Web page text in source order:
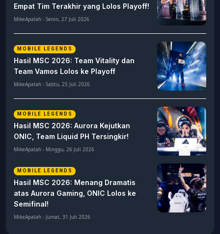
Empat Tim Terakhir yang Lolos Playoff!
MikeApalah - Senin, 27 Juli 2026
MOBILE LEGENDS
Hasil MSC 2026: Team Vitality dan
Team Vamos Lolos ke Playoff
MikeApalah - Sabtu, 25 Juli 2026
MOBILE LEGENDS
Hasil MSC 2026: Aurora Kejutkan
ONIC, Team Liquid PH Tersingkir!
MikeApalah - Minggu, 26 Juli 2026
MOBILE LEGENDS
Hasil MSC 2026: Menang Dramatis
atas Aurora Gaming, ONIC Lolos ke
Semifinal!
MikeApalah - Jumat, 31 Juli 2026